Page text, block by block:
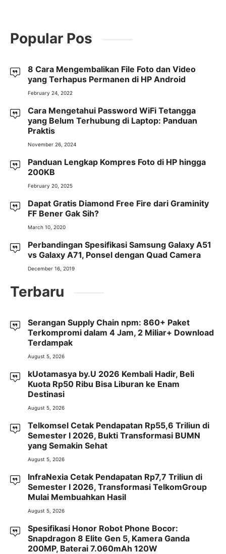
Popular Pos
8 Cara Mengembalikan File Foto dan Video
yang Terhapus Permanen di HP Android
February 24, 2022
Cara Mengetahui Password WiFi Tetangga
yang Belum Terhubung di Laptop: Panduan
Praktis
November 26, 2024
Panduan Lengkap Kompres Foto di HP hingga
200KB
February 20, 2025
Dapat Gratis Diamond Free Fire dari Graminity
FF Bener Gak Sih?
March 10, 2020
Perbandingan Spesifikasi Samsung Galaxy A51
vs Galaxy A71, Ponsel dengan Quad Camera
December 16, 2019
Terbaru
Serangan Supply Chain npm: 860+ Paket
Terkompromi dalam 4 Jam, 2 Miliar+ Download
Terdampak
August 5, 2026
kUotamasya by.U 2026 Kembali Hadir, Beli
Kuota Rp50 Ribu Bisa Liburan ke Enam
Destinasi
August 5, 2026
Telkomsel Cetak Pendapatan Rp55,6 Triliun di
Semester I 2026, Bukti Transformasi BUMN
yang Semakin Sehat
August 5, 2026
InfraNexia Cetak Pendapatan Rp7,7 Triliun di
Semester I 2026, Transformasi TelkomGroup
Mulai Membuahkan Hasil
August 5, 2026
Spesifikasi Honor Robot Phone Bocor:
Snapdragon 8 Elite Gen 5, Kamera Ganda
200MP, Baterai 7.060mAh 120W